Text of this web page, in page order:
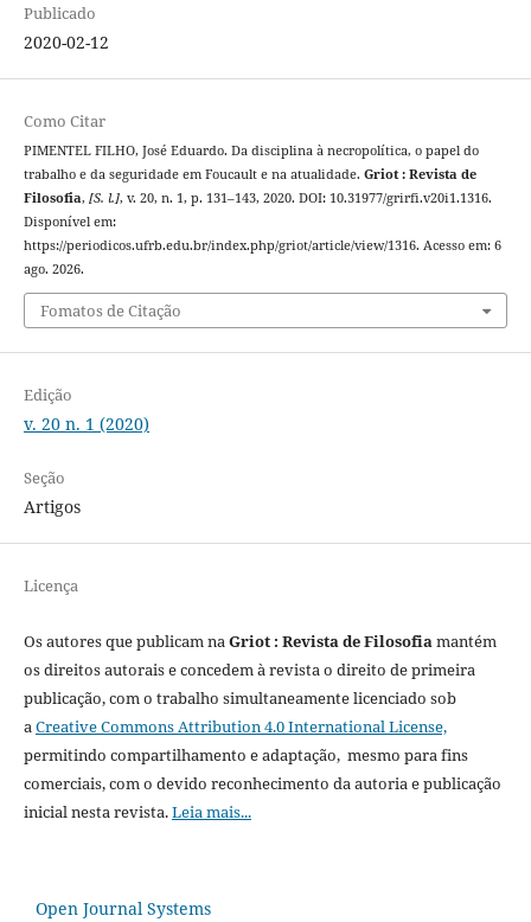
Publicado
2020-02-12
Como Citar
PIMENTEL FILHO, José Eduardo. Da disciplina à necropolítica, o papel do
trabalho e da seguridade em Foucault e na atualidade. Griot : Revista de
Filosofia, [S. l.], v. 20, n. 1, p. 131–143, 2020. DOI: 10.31977/grirfi.v20i1.1316.
Disponível em:
https://periodicos.ufrb.edu.br/index.php/griot/article/view/1316. Acesso em: 6
ago. 2026.
Fomatos de Citação
Edição
v. 20 n. 1 (2020)
Seção
Artigos
Licença
Os autores que publicam naGriot : Revista de Filosofiamantém
os direitos autorais e concedem à revista o direito de primeira
publicação, com o trabalho simultaneamente licenciado sob
aCreative Commons Attribution 4.0 International License,
permitindo compartilhamento e adaptação, mesmo para fins
comerciais, com o devido reconhecimento da autoria e publicação
inicial nesta revista.Leia mais...
Open Journal Systems